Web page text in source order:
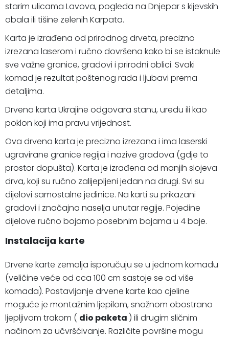
starim ulicama Lavova, pogleda na Dnjepar s kijevskih
obala ili tišine zelenih Karpata.
Karta je izrađena od prirodnog drveta, precizno
izrezana laserom i ručno dovršena kako bi se istaknule
sve važne granice, gradovi i prirodni oblici. Svaki
komad je rezultat poštenog rada i ljubavi prema
detaljima.
Drvena karta Ukrajine odgovara stanu, uredu ili kao
poklon koji ima pravu vrijednost.
Ova drvena karta je precizno izrezana i ima laserski
ugravirane granice regija i nazive gradova (gdje to
prostor dopušta). Karta je izrađena od manjih slojeva
drva, koji su ručno zalijepljeni jedan na drugi. Svi su
dijelovi samostalne jedinice. Na karti su prikazani
gradovi i značajna naselja unutar regije. Pojedine
dijelove ručno bojamo posebnim bojama u 4 boje.
Instalacija karte
Drvene karte zemalja isporučuju se u jednom komadu
(veličine veće od cca 100 cm sastoje se od više
komada). Postavljanje drvene karte kao cjeline
moguće je montažnim ljepilom, snažnom obostrano
ljepljivom trakom ( dio paketa ) ili drugim sličnim
načinom za učvršćivanje. Različite površine mogu